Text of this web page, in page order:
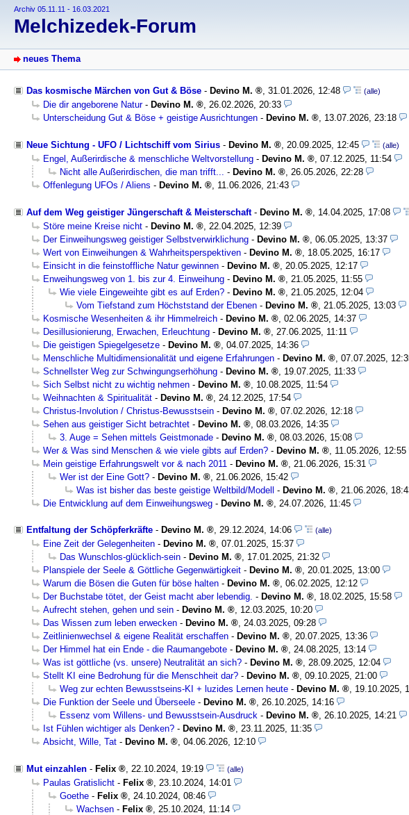
Archiv 05.11.11 - 16.03.2021
Melchizedek-Forum
neues Thema
Das kosmische Märchen von Gut & Böse - Devino M. , 31.01.2026, 12:48 (alle)
Die dir angeborene Natur- Devino M. , 26.02.2026, 20:33
Unterscheidung Gut & Böse + geistige Ausrichtungen - Devino M. , 13.07.2026, 23:18
Neue Sichtung - UFO / Lichtschiff vom Sirius - Devino M. 20.09.2025, 12:45 (alle)
Engel, Außerirdische & menschliche Weltvorstellung - Devino M.
07.12.2025, 11:54
Nicht alle Außerirdischen, die man trifft...
- Devino M.
26.05.2026, 22:28
Offenlegung UFOs / Aliens - Devino M. 11.06.2026, 21:43
Auf dem Weg geistiger Jüngerschaft & Meisterschaft- Devino M. 14.04.2025, 17:08
Störe meine Kreise nicht - Devino M.
22.04.2025, 12:39
Der Einweihungsweg geistiger Selbstverwirklichung - Devino M.
06.05.2025, 13:37
Wert von Einweihungen & Wahrheitsperspektiven - Devino M.
18.05.2025, 16:17
Einsicht in die feinstoffliche Natur gewinnen - Devino M.
20.05.2025, 12:17
Enweihungsweg von 1. bis zur 4. Einweihung - Devino M.
21.05.2025, 11:55
Wie viele Eingeweihte gibt es auf Erden? - Devino M.
21.05.2025, 12:04
Vom Tiefstand zum Höchststand der Ebenen - Devino M.
21.05.2025, 13:03
Kosmische Wesenheiten & ihr Himmelreich - Devino M.
02.06.2025, 14:37
Desillusionierung, Erwachen, Erleuchtung - Devino M.
27.06.2025, 11:11
Die geistigen Spiegelgesetze - Devino M.
04.07.2025, 14:36
Menschliche Multidimensionalität und eigene Erfahrungen - Devino M.
07.07.2025,
Schnellster Weg zur Schwingungserhöhung - Devino M.
19.07.2025, 11:33
Sich Selbst nicht zu wichtig nehmen - Devino M.
10.08.2025, 11:54
Weihnachten & Spiritualität - Devino M.
24.12.2025, 17:54
Christus-Involution / Christus-Bewusstsein - Devino M.
07.02.2026, 12:18
Sehen aus geistiger Sicht betrachtet - Devino M.
08.03.2026, 14:35
3. Auge = Sehen mittels Geistmonade - Devino M.
08.03.2026, 15:08
Wer & Was sind Menschen & wie viele gibts auf Erden? - Devino M.
11.05.2026, 12:55
Mein geistige Erfahrungswelt vor & nach 2011 - Devino M.
21.06.2026, 15:31
Wer ist der Eine Gott? - Devino M.
21.06.2026, 15:42
Was ist bisher das beste geistige Weltbild/Modell - Devino M.
21.06.2026,
Die Entwicklung auf dem Einweihungsweg - Devino M. 24.07.2026, 11:45
Entfaltung der Schöpferkräfte - Devino M. , 29.12.2024, 14:06 (alle)
Eine Zeit der Gelegenheiten - Devino M. , 07.01.2025, 15:37
Das Wunschlos-glücklich-sein - Devino M. , 17.01.2025, 21:32
Planspiele der Seele & Göttliche Gegenwärtigkeit - Devino M. , 20.01.2025, 13:00
Warum die Bösen die Guten für böse halten - Devino M. , 06.02.2025, 12:12
Der Buchstabe tötet, der Geist macht aber lebendig. - Devino M. , 18.02.2025, 15:58
Aufrecht stehen, gehen und sein - Devino M. , 12.03.2025, 10:20
Das Wissen zum leben erwecken - Devino M. , 24.03.2025, 09:28
Zeitlinienwechsel & eigene Realität erschaffen - Devino M. , 20.07.2025, 13:36
Der Himmel hat ein Ende - die Raumangebote - Devino M. , 24.08.2025, 13:14
Was ist göttliche (vs. unsere) Neutralität an sich? - Devino M. , 28.09.2025, 12:04
Stellt KI eine Bedrohung für die Menschheit dar? - Devino M. , 09.10.2025, 21:00
Weg zur echten Bewusstseins-KI + luzides Lernen heute - Devino M. , 19.10.2025,
Die Funktion der Seele und Überseele - Devino M. , 26.10.2025, 14:16
Essenz vom Willens- und Bewusstsein-Ausdruck - Devino M. , 26.10.2025, 14:21
Ist Fühlen wichtiger als Denken? - Devino M. , 23.11.2025, 11:35
Absicht, Wille, Tat - Devino M. , 04.06.2026, 12:10
Mut einzahlen - Felix 22.10.2024, 19:19 (alle)
Paulas Gratislicht - Felix
23.10.2024, 14:01
Goethe - Felix
24.10.2024, 08:46
Wachsen - Felix
25.10.2024, 11:14